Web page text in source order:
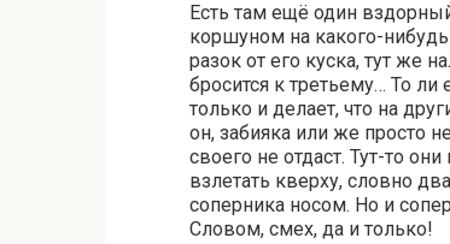
Есть там ещё один
коршуном на какого-
разок от его куска, тут же
бросится к третьему… То
только и делает, что на
он, забияка или же просто
своего не отдаст. Тут-то
взлетать кверху, словно
соперника носом. Но и
Словом, смех, да и только!